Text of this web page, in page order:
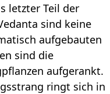
letzter Teil der
sind keine
aufgebauten
sind die
aufgerankt.
ringt sich in